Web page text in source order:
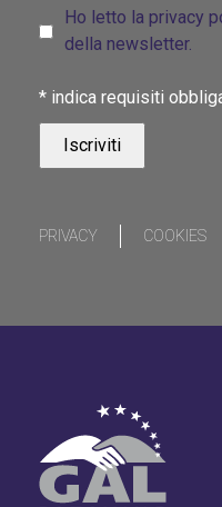
Ho letto la privacy
della newsletter.
* indica requisiti
PRIVACY COOKIES